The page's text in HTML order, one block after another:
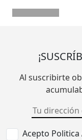
Al suscribirte
Acepto Politica